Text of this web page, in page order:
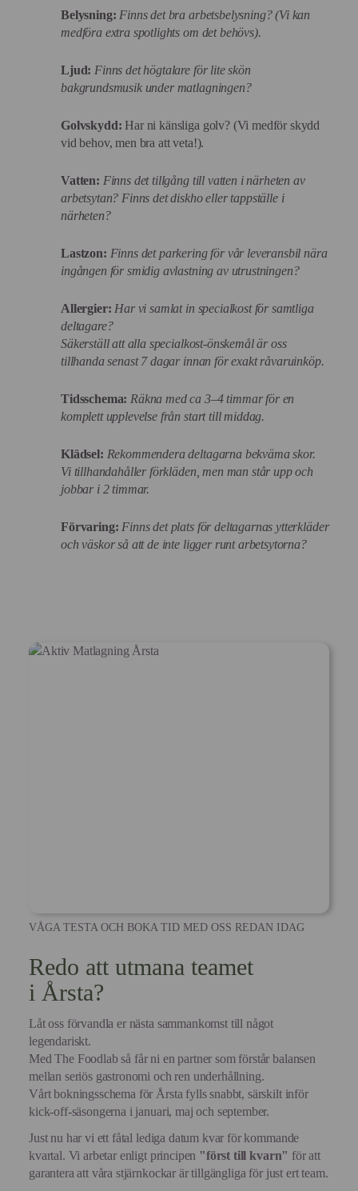
Belysning: Finns det bra arbetsbelysning? (Vi kan
medföra extra spotlights om det behövs).
Ljud: Finns det högtalare för lite skön
bakgrundsmusik under matlagningen?
Golvskydd:Har ni känsliga golv? (Vi medför skydd
vid behov, men bra att veta!).
Vatten: Finns det tillgång till vatten i närheten av
arbetsytan? Finns det diskho eller tappställe i
närheten?
Lastzon: Finns det parkering för vår leveransbil nära
ingången för smidig avlastning av utrustningen?
Allergier: Har vi samlat in specialkost för samtliga
deltagare?
Säkerställ att alla specialkost-önskemål är oss
tillhanda senast 7 dagar innan för exakt råvaruinköp.
Tidsschema: Räkna med ca 3–4 timmar för en
komplett upplevelse från start till middag.
Klädsel: Rekommendera deltagarna bekväma skor.
Vi tillhandahåller förkläden, men man står upp och
jobbar i 2 timmar.
Förvaring: Finns det plats för deltagarnas ytterkläder
och väskor så att de inte ligger runt arbetsytorna?
VÅGA TESTA OCH BOKA TID MED OSS REDAN IDAG
Redo att utmana teamet
i Årsta?
Låt oss förvandla er nästa sammankomst till något
legendariskt.
Med The Foodlab så får ni en partner som förstår balansen
mellan seriös gastronomi och ren underhållning.
Vårt bokningsschema för Årsta fylls snabbt, särskilt inför
kick-off-säsongerna i januari, maj och september.
Just nu har vi ett fåtal lediga datum kvar för kommande
kvartal. Vi arbetar enligt principen "först till kvarn" för att
garantera att våra stjärnkockar är tillgängliga för just ert team.